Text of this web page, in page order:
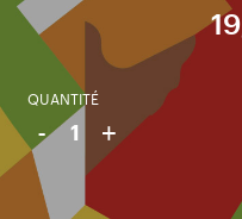
QUANTITÉ
- 1 +